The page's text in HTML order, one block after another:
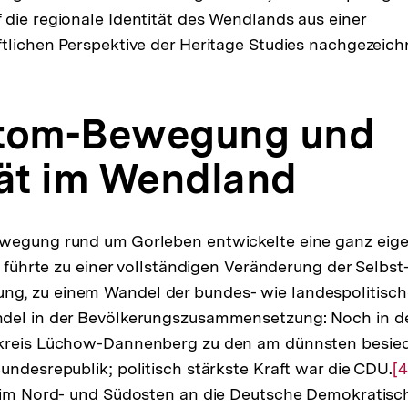
regionale Identität des Wendlands aus einer
Perspektive der Heritage Studies
Bewegung und
im Wendland
rund um Gorleben entwickelte eine ganz
führte zu einer vollständigen Veränderung der
zu einem Wandel der bundes- wie
in der Bevölkerungszusammensetzung: Noch in
Lüchow-Dannenberg zu den am dünnsten
politisch stärkste Kraft war die CDU.
Nord- und Südosten an die Deutsche